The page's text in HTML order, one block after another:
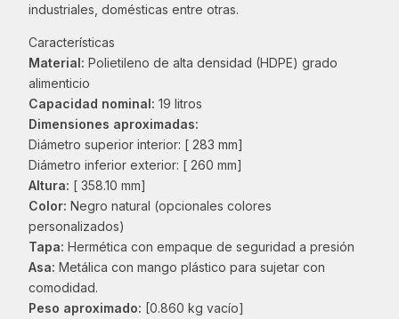
industriales, domésticas entre otras.
Características
Material: Polietileno de alta densidad (HDPE) grado
alimenticio
Capacidad nominal: 19 litros
Dimensiones aproximadas:
Diámetro superior interior: [ 283 mm]
Diámetro inferior exterior: [ 260 mm]
Altura: [ 358.10 mm]
Color: Negro natural (opcionales colores
personalizados)
Tapa: Hermética con empaque de seguridad a presión
Asa: Metálica con mango plástico para sujetar con
comodidad.
Peso aproximado: [0.860 kg vacío]